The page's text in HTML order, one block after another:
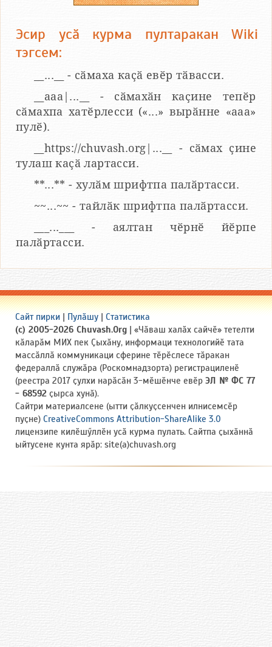
Эсир усӑ курма пултаракан Wiki
тэгсем:
__...__ - сӑмаха каҫӑ евӗр тӑвасси.
__aaa|...__ - сӑмахӑн каҫине тепӗр
сӑмахпа хатӗрлесси («...» вырӑнне «ааа»
пулӗ).
__https://chuvash.org|...__ - сӑмах ҫине
тулаш каҫӑ лартасси.
**...** - хулӑм шрифтпа палӑртасси.
~~...~~ - тайлӑк шрифтпа палӑртасси.
___...___ - аялтан чӗрнӗ йӗрпе
палӑртасси.
Сайт пирки | Пулӑшу | Статистика
(c) 2005-2026 Chuvash.Org | «Чӑваш халӑх сайчӗ» тетелти
кӑларӑм МИХ пек Ҫыхӑну, информаци технологийӗ тата
массӑллӑ коммуникаци сферине тӗрӗслесе тӑракан
федераллӑ служӑра (Роскомнадзорта) регистрациленӗ
(реестра 2017 ҫулхи нарӑсӑн 3-мӗшӗнче евӗр ЭЛ № ФС 77
- 68592 ҫырса хунӑ).
Сайтри материалсене (ытти ҫӑлкуҫсенчен илнисемсӗр
пуҫне) CreativeCommons Attribution-ShareAlike 3.0
лицензипе килӗшӳллӗн усӑ курма пулать. Сайтпа ҫыхӑннӑ
ыйтусене кунта ярӑр: site(a)chuvash.org